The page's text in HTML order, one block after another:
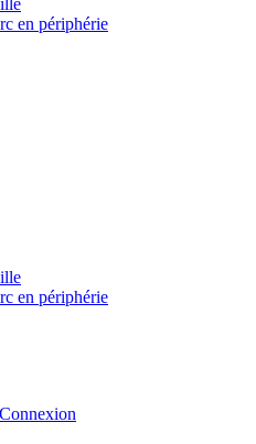
en périphérie
en périphérie
Connexion